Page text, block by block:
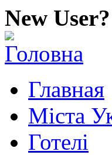
New User?
Главная
Міста
Готелі